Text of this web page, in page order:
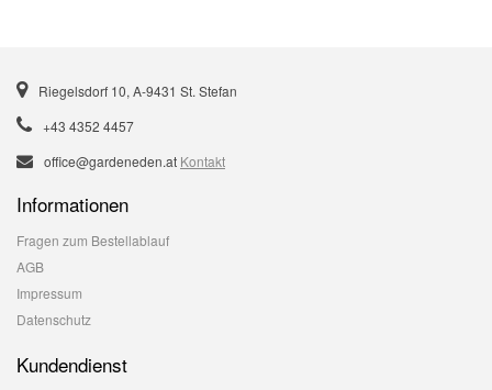
Riegelsdorf 10, A-9431 St. Stefan
+43 4352 4457
office@gardeneden.at Kontakt
Informationen
Fragen zum Bestellablauf
AGB
Impressum
Datenschutz
Kundendienst